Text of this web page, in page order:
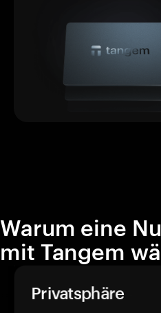
Warum eine
mit Tangem
Privatsphäre